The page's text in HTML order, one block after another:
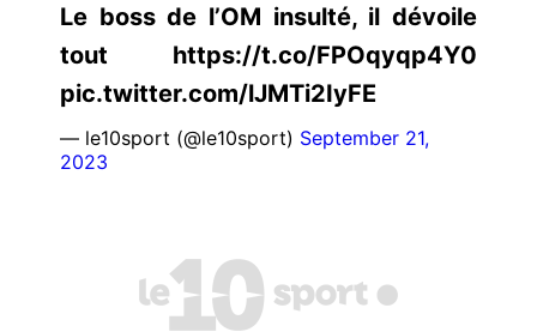
Le boss de l’OM insulté, il dévoile
tout https://t.co/FPOqyqp4Y0
pic.twitter.com/lJMTi2IyFE
— le10sport (@le10sport) September 21,
2023